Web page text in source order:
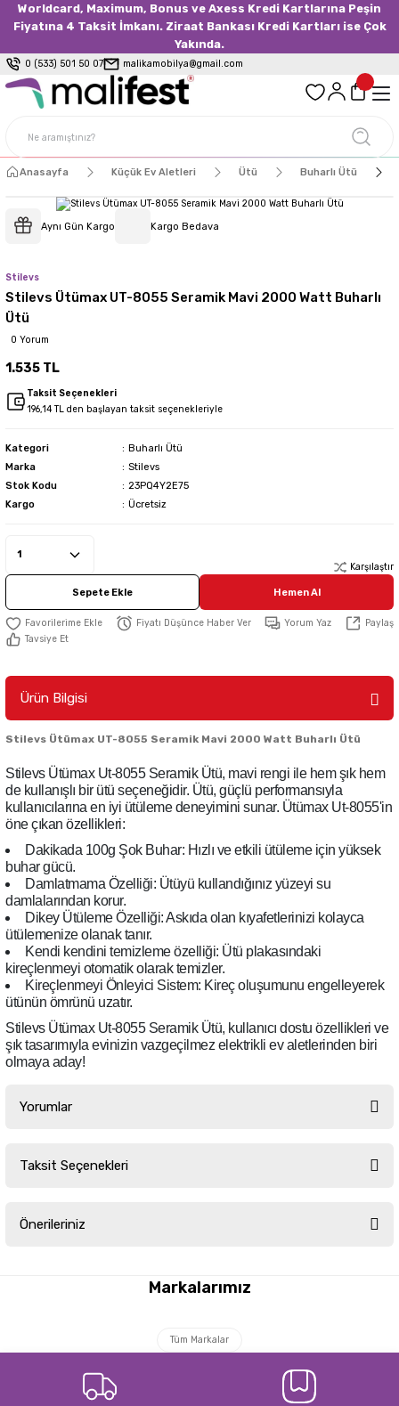
Worldcard, Maximum, Bonus ve Axess Kredi Kartlarına Peşin
Fiyatına 4 Taksit İmkanı. Ziraat Bankası Kredi Kartları ise Çok
Yakında.
0 (533) 501 50 07 malikamobilya@gmail.com
Anasayfa Küçük Ev Aletleri Ütü Buharlı Ütü
Aynı Gün Kargo Kargo Bedava
Stilevs
Stilevs Ütümax UT-8055 Seramik Mavi 2000 Watt Buharlı
Ütü
0 Yorum
1.535 TL
Taksit Seçenekleri
196,14 TL den başlayan taksit seçenekleriyle
Kategori
Buharlı Ütü
Marka
Stilevs
Stok Kodu
23PQ4Y2E75
Kargo
Ücretsiz
Karşılaştır
Sepete Ekle Hemen Al
Fiyatı Düşünce Haber Ver Yorum Yaz
Paylaş
Tavsiye Et
Ürün Bilgisi
Stilevs Ütümax UT-8055 Seramik Mavi 2000 Watt Buharlı Ütü
Stilevs Ütümax Ut-8055 Seramik Ütü, mavi rengi ile hem şık hem
de kullanışlı bir ütü seçeneğidir. Ütü, güçlü performansıyla
kullanıcılarına en iyi ütüleme deneyimini sunar. Ütümax Ut-8055'in
öne çıkan özellikleri:
Dakikada 100g Şok Buhar: Hızlı ve etkili ütüleme için yüksek
buhar gücü.
Damlatmama Özelliği: Ütüyü kullandığınız yüzeyi su
damlalarından korur.
Dikey Ütüleme Özelliği: Askıda olan kıyafetlerinizi kolayca
ütülemenize olanak tanır.
Kendi kendini temizleme özelliği: Ütü plakasındaki
kireçlenmeyi otomatik olarak temizler.
Kireçlenmeyi Önleyici Sistem: Kireç oluşumunu engelleyerek
ütünün ömrünü uzatır.
Stilevs Ütümax Ut-8055 Seramik Ütü, kullanıcı dostu özellikleri ve
şık tasarımıyla evinizin vazgeçilmez elektrikli ev aletlerinden biri
olmaya aday!
Yorumlar
Taksit Seçenekleri
Önerileriniz
yetersiz gördüğünüz noktaları öneri formunu kullanarak tarafımıza
Ürün açıklamasında eksik bilgiler bulunuyor.
Markalarımız
Tüm Markalar